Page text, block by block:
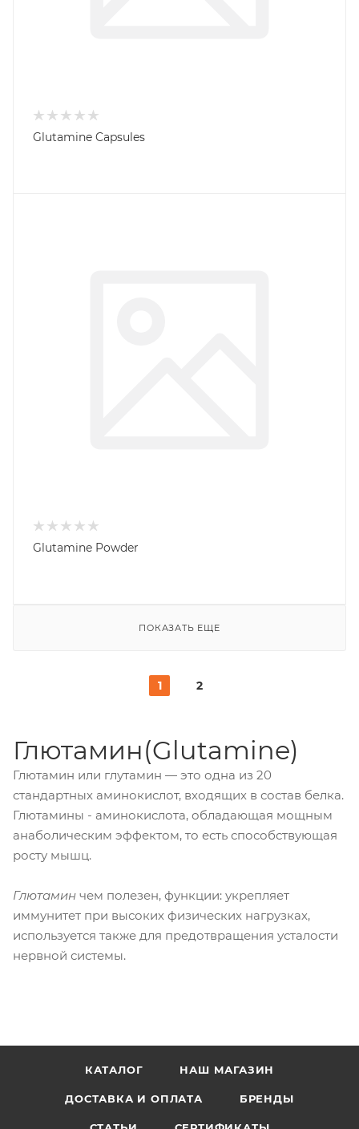
Glutamine Capsules
Glutamine Powder
ПОКАЗАТЬ ЕЩЕ
1 2
Глютамин(Glutamine)
Глютамин или глутамин — это одна из 20
стандартных аминокислот, входящих в состав белка.
Глютамины - аминокислота, обладающая мощным
анаболическим эффектом, то есть способствующая
росту мышц.
Глютамин чем полезен, функции: укрепляет
иммунитет при высоких физических нагрузках,
используется также для предотвращения усталости
нервной системы.
КАТАЛОГ НАШ МАГАЗИН
ДОСТАВКА И ОПЛАТА БРЕНДЫ